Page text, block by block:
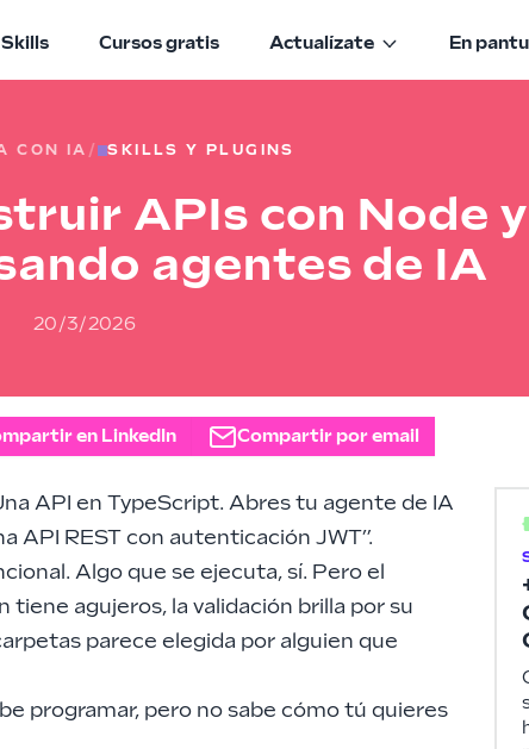
Skills Cursos gratis Actualízate En
CON IA / SKILLS Y PLUGINS
APIs con Node y
agentes de IA
20/3/2026
en LinkedIn Compartir por email
API en TypeScript. Abres tu agente de IA
API REST con autenticación JWT”.
Algo que se ejecuta, sí. Pero el
agujeros, la validación brilla por su
parece elegida por alguien que
programar, pero no sabe cómo tú quieres